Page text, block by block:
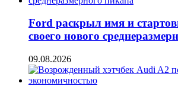
Ford раскрыл имя и
своего нового
09.08.2026